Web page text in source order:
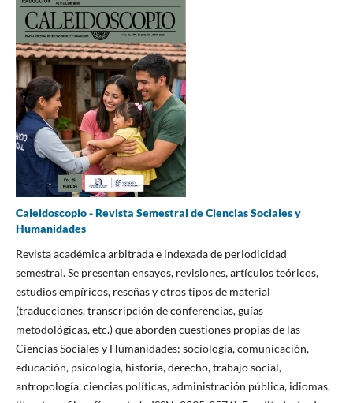
Caleidoscopio - Revista Semestral de Ciencias Sociales y
Humanidades
Revista académica arbitrada e indexada de periodicidad
semestral. Se presentan ensayos, revisiones, artículos teóricos,
estudios empíricos, reseñas y otros tipos de material
(traducciones, transcripción de conferencias, guías
metodológicas, etc.) que aborden cuestiones propias de las
Ciencias Sociales y Humanidades: sociología, comunicación,
educación, psicología, historia, derecho, trabajo social,
antropología, ciencias políticas, administración pública, idiomas,